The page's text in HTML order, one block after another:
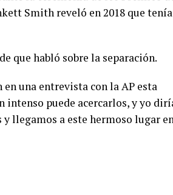
Smith reveló en 2018 que tenía
que habló sobre la separación.
una entrevista con la AP esta
intenso puede acercarlos, y yo
llegamos a este hermoso lugar